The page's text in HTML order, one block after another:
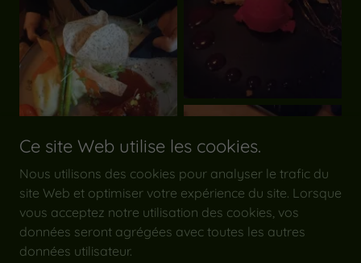
Ce site Web utilise les cookies.
Nous utilisons des cookies pour analyser le trafic du
site Web et optimiser votre expérience du site. Lorsque
vous acceptez notre utilisation des cookies, vos
données seront agrégées avec toutes les autres
données utilisateur.